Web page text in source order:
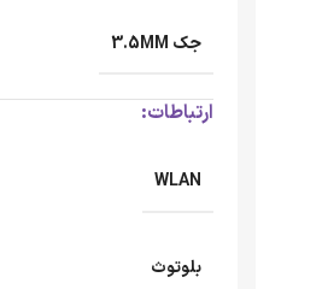
جک 3.5MM
ارتباطات:
WLAN
بلوتوث